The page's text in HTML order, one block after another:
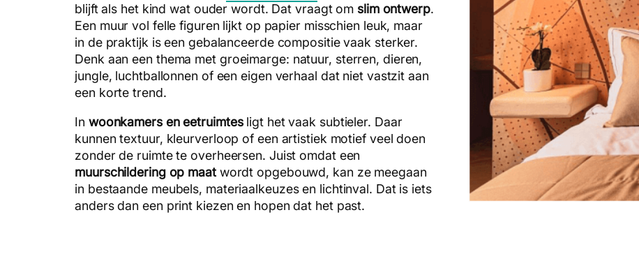
blijft als het kind wat ouder wordt. Dat vraagt om slim ontwerp.
Een muur vol felle figuren lijkt op papier misschien leuk, maar
in de praktijk is een gebalanceerde compositie vaak sterker.
Denk aan een thema met groeimarge: natuur, sterren, dieren,
jungle, luchtballonnen of een eigen verhaal dat niet vastzit aan
een korte trend.
In woonkamers en eetruimtesligt het vaak subtieler. Daar
kunnen textuur, kleurverloop of een artistiek motief veel doen
zonder de ruimte te overheersen. Juist omdat een
muurschildering op maatwordt opgebouwd, kan ze meegaan
in bestaande meubels, materiaalkeuzes en lichtinval. Dat is iets
anders dan een print kiezen en hopen dat het past.